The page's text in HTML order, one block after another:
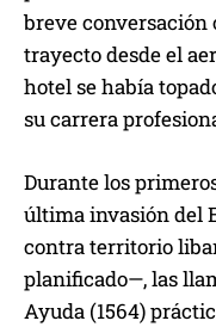
c
t
o
r
d
e
a
u
d
i
breve conversación
trayecto desde el
hotel se había
su carrera
Durante los
última invasión del
contra territorio
planificado—, las
Ayuda (1564)